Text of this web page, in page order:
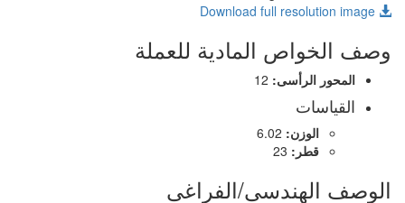
وصف الخواص المادية للعملة
المحور الرأسى: 12
القياسات
الوزن: 6.02
قطر: 23
الوصف الهندسى/الفراغى